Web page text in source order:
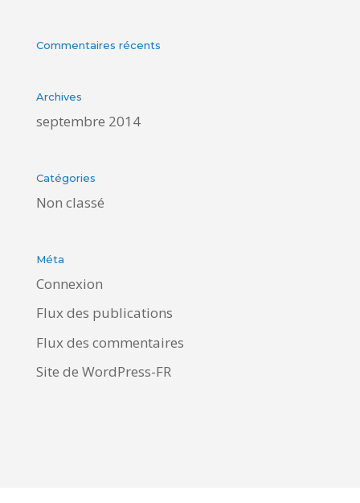
Commentaires récents
Archives
septembre 2014
Catégories
Non classé
Méta
Connexion
Flux des publications
Flux des commentaires
Site de WordPress-FR